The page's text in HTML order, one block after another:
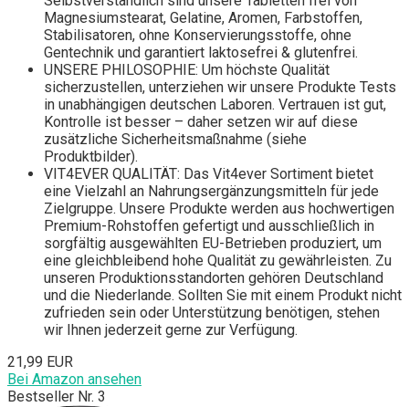
Magnesiumstearat, Gelatine, Aromen, Farbstoffen,
Stabilisatoren, ohne Konservierungsstoffe, ohne
Gentechnik und garantiert laktosefrei & glutenfrei.
UNSERE PHILOSOPHIE: Um höchste Qualität
sicherzustellen, unterziehen wir unsere Produkte Tests
in unabhängigen deutschen Laboren. Vertrauen ist gut,
Kontrolle ist besser – daher setzen wir auf diese
zusätzliche Sicherheitsmaßnahme (siehe
Produktbilder).
VIT4EVER QUALITÄT: Das Vit4ever Sortiment bietet
eine Vielzahl an Nahrungsergänzungsmitteln für jede
Zielgruppe. Unsere Produkte werden aus hochwertigen
Premium-Rohstoffen gefertigt und ausschließlich in
sorgfältig ausgewählten EU-Betrieben produziert, um
eine gleichbleibend hohe Qualität zu gewährleisten. Zu
unseren Produktionsstandorten gehören Deutschland
und die Niederlande. Sollten Sie mit einem Produkt nicht
zufrieden sein oder Unterstützung benötigen, stehen
wir Ihnen jederzeit gerne zur Verfügung.
21,99 EUR
Bei Amazon ansehen
Bestseller Nr. 3